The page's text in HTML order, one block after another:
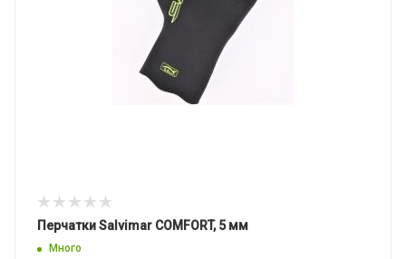
Перчатки Salvimar COMFORT, 5 мм
Много